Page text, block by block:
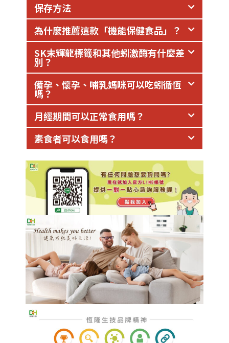
保存方法
為什麼推薦這款「機能保健食品」？
SK末輝龍標籤和其他蚓激酶有什麼差
別？
備孕、懷孕、哺乳媽咪可以吃蚓循恆
嗎？
月經期間可以正常食用嗎？
素食者可以食用嗎？